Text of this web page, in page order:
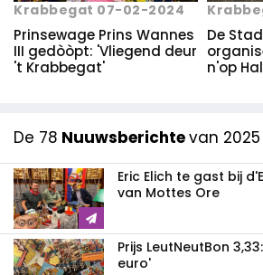
Krabbegat 07-02-2024
Prinsewage Prins Wannes
III gedòòpt: 'Vliegend deur
't Krabbegat'
De
n'op
De 78 Nuuwsberichtevan 2025
Eric Elich te gast bij
van Mottes Ore
Prijs LeutNeutBon
euro'